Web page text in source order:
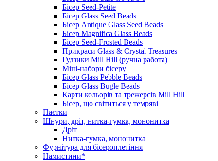
Бісер Seed-Petite
Бісер Glass Seed Beads
Бісер Antique Glass Seed Beads
Бісер Magnifica Glass Beads
Бісер Seed-Frosted Beads
Прикраси Glass & Crystal Treasures
Гудзики Mill Hill (ручна работа)
Міні-набори бісеру
Бісер Glass Pebble Beads
Бісер Glass Bugle Beads
Карти кольорів та трежерсів Mill Hill
Бісер, що світиться у темряві
Паєтки
Шнури, дріт, нитка-гумка, мононитка
Дріт
Нитка-гумка, мононитка
Фурнітура для бісероплетіння
Намистини*